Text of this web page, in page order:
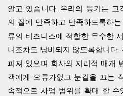
알고 있습니다. 우리의 동기는
의 질에 만족하고 만족하도록하
류의 비즈니스에 적합한 무수한
니조차도 낭비되지 않도록합니다
퍼져 있으며 회사의 지리적 매개
객에게 오류가없고 눈길을 끄는
속적으로 사업 범위를 확대 할